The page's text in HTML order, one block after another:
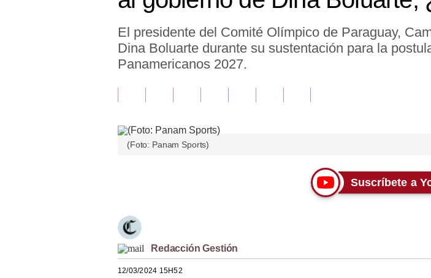
El presidente del Comité Olímpico de Paraguay,
Dina Boluarte durante su sustentación para la
Panamericanos 2027.
(Foto: Panam Sports)
Suscríbete a
Redacción Gestión
12/03/2024 15H52